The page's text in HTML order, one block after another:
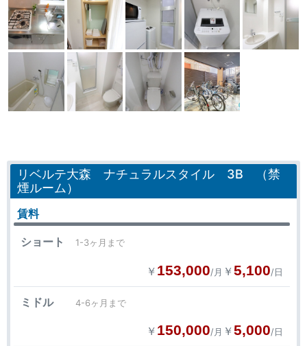
リベルテ大森 ナチュラルスタイル 3B （禁
煙ルーム）
賃料
ショート 1-3ヶ月まで
￥ 153,000/月 ￥5,100/日
ミドル 4-6ヶ月まで
￥ 150,000/月 ￥5,000/日